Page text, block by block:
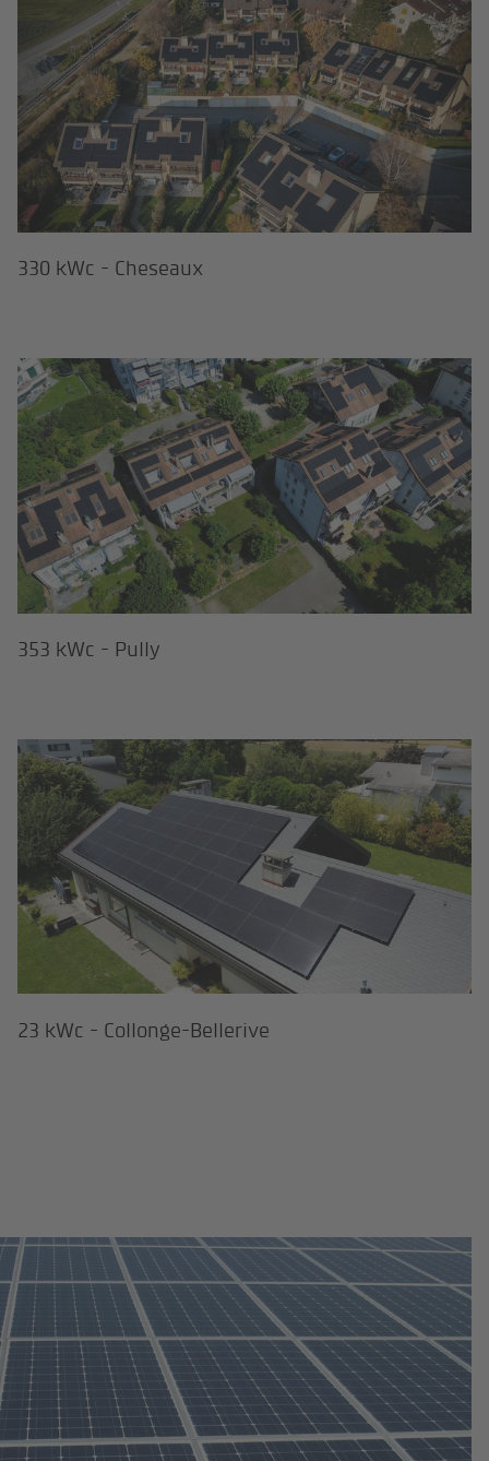
330 kWc - Cheseaux
353 kWc - Pully
353 kWc - Pully
23 kWc - Collonge-Bellerive
23 kWc - Collonge-Bellerive